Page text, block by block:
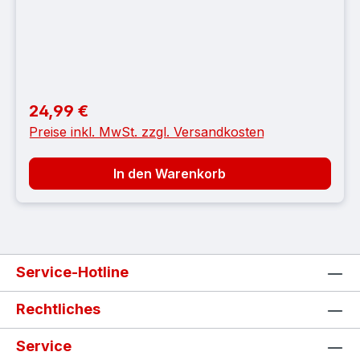
Regulärer Preis:
24,99 €
Preise inkl. MwSt. zzgl. Versandkosten
In den Warenkorb
Service-Hotline
Rechtliches
Service